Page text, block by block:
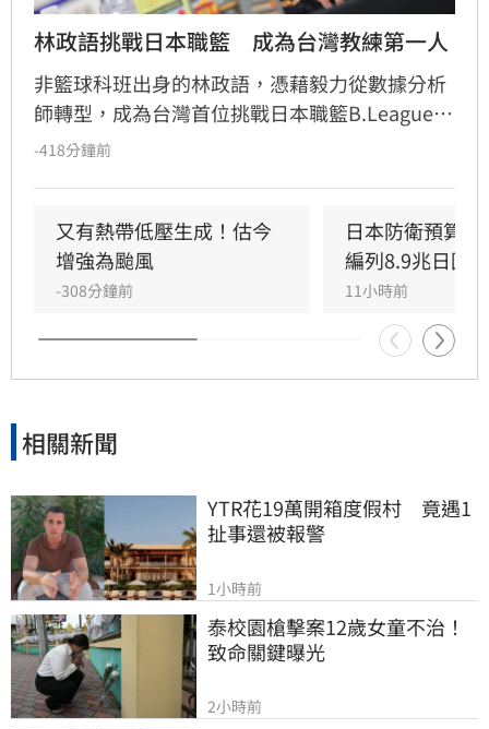
林政語挑戰日本職籃　成為台灣教練第一人
非籃球科班出身的林政語，憑藉毅力從數據分析
師轉型，成為台灣首位挑戰日本職籃B.League的
教練。他曾助新北國王奪下兩座冠軍，並在美籍
自學日文迎接挑戰，期許能在高強度的日本職籃
中磨練執教能力，成為國際級教練，未來更希望
能將寶貴的海外執教經驗帶回台灣，為本土籃壇
-418分鐘前
又有熱帶低壓生成！估今
增強為颱風
-308分鐘前
日本防衛預算
編列8.9兆日圓
11小時前
相關新聞
YTR花19萬開箱度假村　竟遇1
扯事還被報警
1小時前
泰校園槍擊案12歲女童不治！
致命關鍵曝光
2小時前